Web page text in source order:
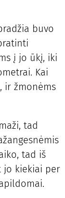
buvo
į jo ūkį, iki
Kai
ir žmonėms
tad
tad iš
jo kiekiai per